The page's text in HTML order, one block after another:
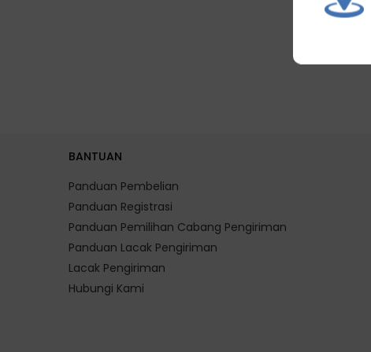
BANTUAN
Panduan Pembelian
Panduan Registrasi
Panduan Pemilihan Cabang Pengiriman
Panduan Lacak Pengiriman
Lacak Pengiriman
Hubungi Kami